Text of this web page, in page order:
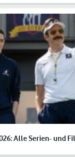
Alle Serien- und